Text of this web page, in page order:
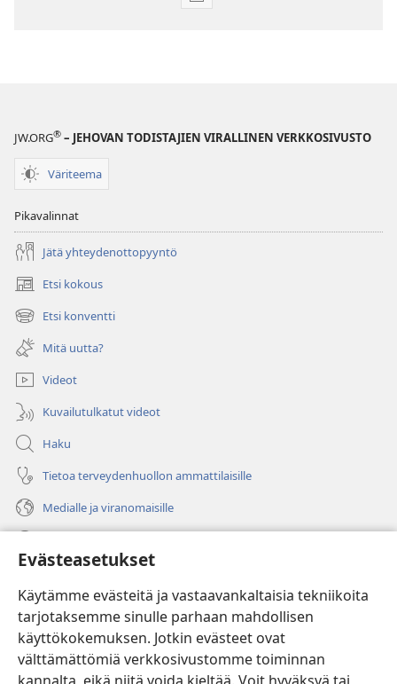
Evästeasetukset
Käytämme evästeitä ja vastaavankaltaisia tekniikoita
tarjotaksemme sinulle parhaan mahdollisen
käyttökokemuksen. Jotkin evästeet ovat
välttämättömiä verkkosivustomme toiminnan
JW.ORG® – JEHOVAN TODISTAJIEN VIRALLINEN VERKKOSIVUSTO
Väriteema
Pikavalinnat
Jätä yhteydenottopyyntö
Etsi kokous
(avaa
uuden
ikkunan)
Etsi konventti
(avaa
uuden
ikkunan)
Mitä uutta?
Videot
Kuvailutulkatut videot
Haku
Tietoa terveydenhuollon ammattilaisille
Medialle ja viranomaisille
(avaa
uuden
ikkunan)Vartiotornin VERKKOKIRJASTO
(avaa
uuden
ikkunan)JW Hub ®